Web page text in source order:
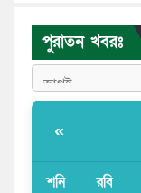
পুলিশকে পিটিয়ে
এনসিপি নেতা
সরকার
পুরাতন খবরঃ
«
শনি রবি